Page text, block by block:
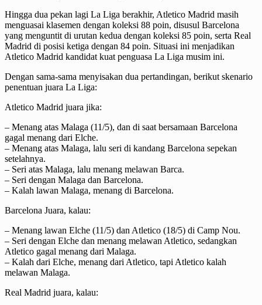
Hingga dua pekan lagi La Liga berakhir, Atletico Madrid masih
menguasai klasemen dengan koleksi 88 poin, disusul Barcelona
yang menguntit di urutan kedua dengan koleksi 85 poin, serta Real
Madrid di posisi ketiga dengan 84 poin. Situasi ini menjadikan
Atletico Madrid kandidat kuat penguasa La Liga musim ini.
Dengan sama-sama menyisakan dua pertandingan, berikut skenario
penentuan juara La Liga:
Atletico Madrid juara jika:
– Menang atas Malaga (11/5), dan di saat bersamaan Barcelona
gagal menang dari Elche.
– Menang atas Malaga, lalu seri di kandang Barcelona sepekan
setelahnya.
– Seri atas Malaga, lalu menang melawan Barca.
– Seri dengan Malaga dan Barcelona.
– Kalah lawan Malaga, menang di Barcelona.
Barcelona Juara, kalau:
– Menang lawan Elche (11/5) dan Atletico (18/5) di Camp Nou.
– Seri dengan Elche dan menang melawan Atletico, sedangkan
Atletico gagal menang dari Malaga.
– Kalah dari Elche, menang dari Atletico, tapi Atletico kalah
melawan Malaga.
Real Madrid juara, kalau: